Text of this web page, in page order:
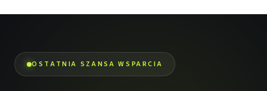
OSTATNIA SZANSA WSPARCIA